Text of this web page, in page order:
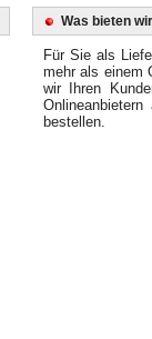
Was bieten
Für Sie als
mehr als einem
wir Ihren
bestellen.